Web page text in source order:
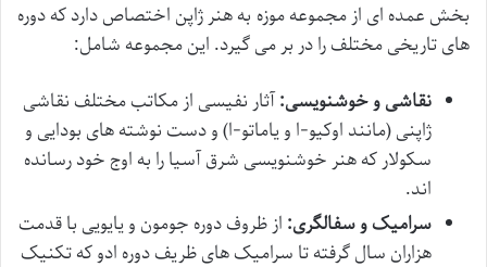
بخش عمده ای از مجموعه موزه به هنر ژاپن اختصاص دارد که دوره
های تاریخی مختلف را در بر می گیرد. این مجموعه شامل:
نقاشی و خوشنویسی:آثار نفیسی از مکاتب مختلف نقاشی
ژاپنی (مانند اوکیو-ا و یاماتو-ا) و دست نوشته های بودایی و
سکولار که هنر خوشنویسی شرق آسیا را به اوج خود رسانده
اند.
سرامیک و سفالگری: از ظروف دوره جومون و یایویی با قدمت
هزاران سال گرفته تا سرامیک های ظریف دوره ادو که تکنیک